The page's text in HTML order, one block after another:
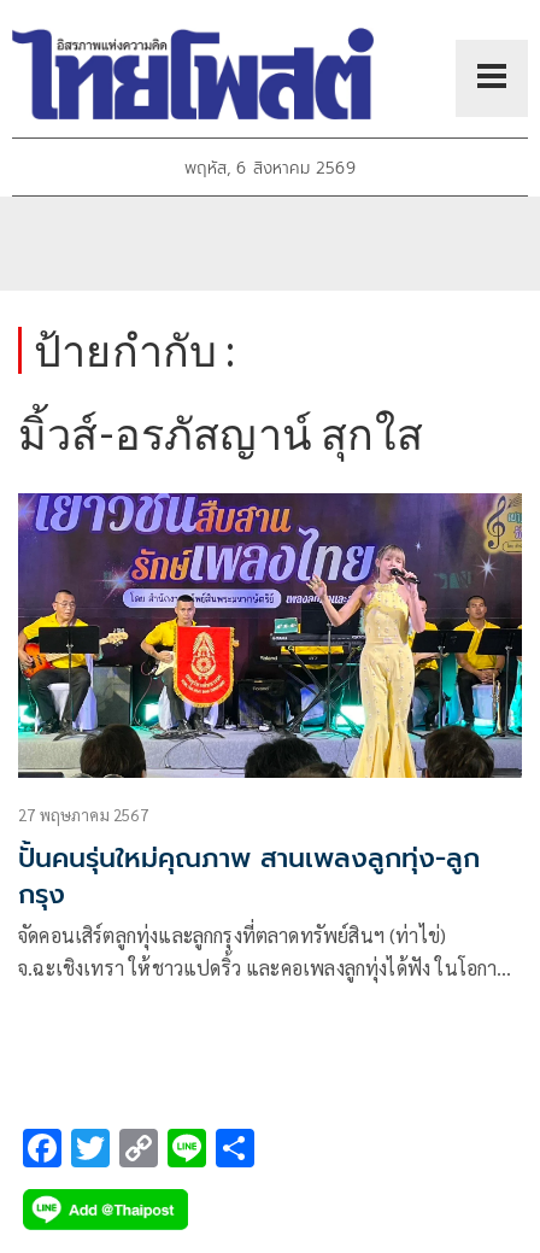
พฤหัส, 6 สิงหาคม 2569
ป้ายกำกับ :
มิ้วส์-อรภัสญาน์ สุกใส
27 พฤษภาคม 2567
ปั้นคนรุ่นใหม่คุณภาพ สานเพลงลูกทุ่ง-ลูก
กรุง
จัดคอนเสิร์ตลูกทุ่งและลูกกรุงที่ตลาดทรัพย์สินฯ (ท่าไข่)
จ.ฉะเชิงเทรา ให้ชาวแปดริ้ว และคอเพลงลูกทุ่งได้ฟัง ในโอกาส
F
ac
e
T
wi
tt
C
o
p
Li